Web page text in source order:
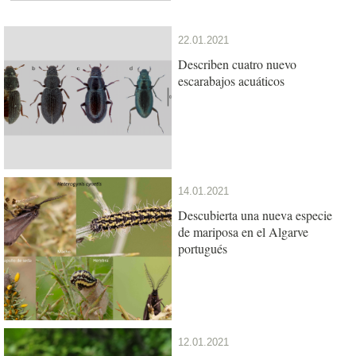
22.01.2021
Describen cuatro nuevo
escarabajos acuáticos
14.01.2021
Descubierta una nueva especie
de mariposa en el Algarve
portugués
12.01.2021